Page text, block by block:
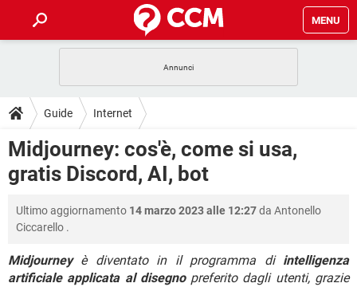
MENU
INTRATTENIMENTO
iOS WINDOWS 10
INSTAGRAM WHATSAPP
HARDWARE
GUIDE
COVID-19
INTRATTENIMENTO ANDROID
iOS
INSTAGRAM WHATSAPP
HARDWARE
DOWNLOAD
COVID-19 GAMING
iOS
INSTAGRAM
TIKTOK FACEBOOK
FORUM
COVID-19 GAMING
iOS WINDOWS 10
GLOSSARIO
COVID-19
INTRATTENIMENTO ANDROID
Guide Internet
Midjourney: cos'è, come si usa,
gratis Discord, AI, bot
Ultimo aggiornamento 14 marzo 2023 alle 12:27da Antonello
Ciccarello .
Midjourneyè diventato in il programma di intelligenza
artificiale applicata al disegnopreferito dagli utenti, grazie